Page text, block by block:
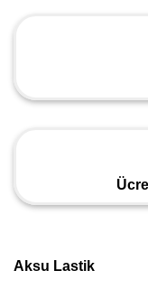
Aksu Lastik